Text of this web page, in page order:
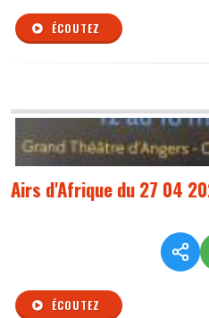
ÉCOUTEZ
Airs d'Afrique du 27 04
ÉCOUTEZ